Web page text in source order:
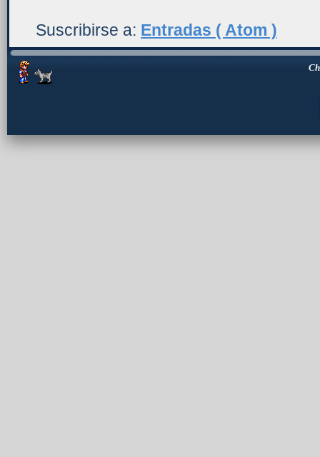
Suscribirse a: Entradas ( Atom )